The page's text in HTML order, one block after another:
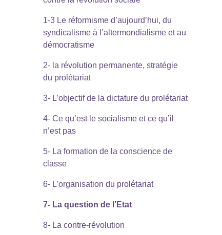
1-3 Le réformisme d’aujourd’hui, du
syndicalisme à l’altermondialisme et au
démocratisme
2- la révolution permanente, stratégie
du prolétariat
3- L’objectif de la dictature du prolétariat
4- Ce qu’est le socialisme et ce qu’il
n’est pas
5- La formation de la conscience de
classe
6- L’organisation du prolétariat
7- La question de l’Etat
8- La contre-révolution